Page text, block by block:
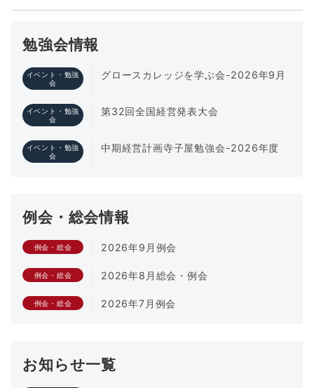
勉強会情報
イベント・勉強
会
グロースカレッジを学ぶ会-2026年9月
イベント・勉強
会
第32回全国経営発表大会
イベント・勉強
会
中期経営計画寺子屋勉強会-2026年度
例会・総会情報
例会・総会 2026年9月例会
例会・総会 2026年8月総会・例会
例会・総会 2026年7月例会
お知らせ一覧